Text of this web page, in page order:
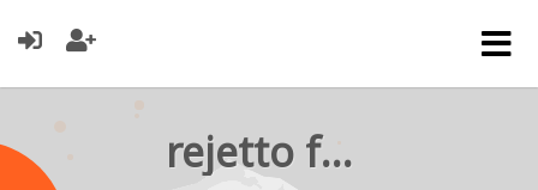
rejetto forum